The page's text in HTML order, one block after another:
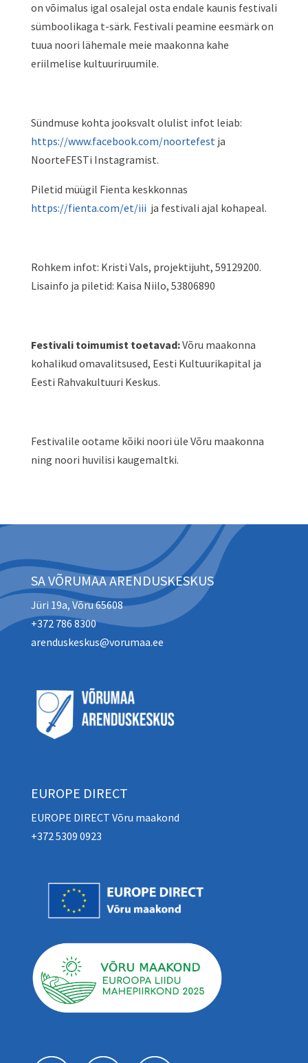
on võimalus igal osalejal osta endale kaunis festivali
sümboolikaga t-särk. Festivali peamine eesmärk on
tuua noori lähemale meie maakonna kahe
eriilmelise kultuuriruumile.
Sündmuse kohta jooksvalt olulist infot leiab:
https://www.facebook.com/noortefestja
NoorteFESTi Instagramist.
Piletid müügil Fienta keskkonnas
https://fienta.com/et/iii ja festivali ajal kohapeal.
Rohkem infot: Kristi Vals, projektijuht, 59129200.
Lisainfo ja piletid: Kaisa Niilo, 53806890
Festivali toimumist toetavad:Võru maakonna
kohalikud omavalitsused, Eesti Kultuurikapital ja
Eesti Rahvakultuuri Keskus.
Festivalile ootame kõiki noori üle Võru maakonna
ning noori huvilisi kaugemaltki.
SA VÕRUMAA ARENDUSKESKUS
Jüri 19a, Võru 65608
+372 786 8300
arenduskeskus@vorumaa.ee
EUROPE DIRECT
EUROPE DIRECT Võru maakond
+372 5309 0923